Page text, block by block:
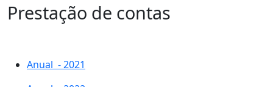
Prestação de contas
Anual - 2021